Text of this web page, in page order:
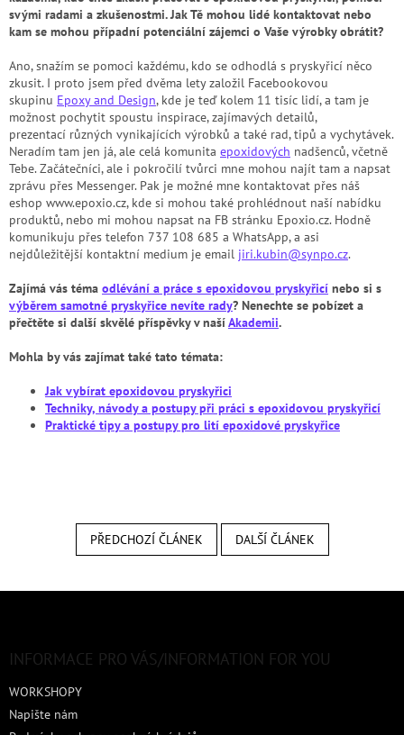
svými radami a zkušenostmi. Jak Tě mohou lidé kontaktovat nebo
kam se mohou případní potenciální zájemci o Vaše výrobky obrátit?
Ano, snažím se pomoci každému, kdo se odhodlá s pryskyřicí něco
zkusit. I proto jsem před dvěma lety založil Facebookovou
skupinu Epoxy and Design, kde je teď kolem 11 tisíc lidí, a tam je
možnost pochytit spoustu inspirace, zajímavých detailů,
prezentací různých vynikajících výrobků a také rad, tipů a vychytávek.
Neradím tam jen já, ale celá komunita epoxidových nadšenců, včetně
Tebe. Začátečníci, ale i pokročilí tvůrci mne mohou najít tam a napsat
zprávu přes Messenger. Pak je možné mne kontaktovat přes náš
eshop www.epoxio.cz, kde si mohou také prohlédnout naší nabídku
produktů, nebo mi mohou napsat na FB stránku Epoxio.cz. Hodně
komunikuju přes telefon 737 108 685 a WhatsApp, a asi
nejdůležitější kontaktní medium je email jiri.kubin@synpo.cz.
Zajímá vás téma odlévání a práce s epoxidovou pryskyřicí nebo si s
výběrem samotné pryskyřice nevíte rady? Nenechte se pobízet a
přečtěte si další skvělé příspěvky v našíAkademii.
Mohla by vás zajímat také tato témata:
Jak vybírat epoxidovou pryskyřici
Techniky, návody a postupy při práci s epoxidovou pryskyřicí
Praktické tipy a postupy pro lití epoxidové pryskyřice
PŘEDCHOZÍ ČLÁNEK DALŠÍ ČLÁNEK
INFORMACE PRO VÁS/INFORMATION FOR YOU
WORKSHOPY
Napište nám